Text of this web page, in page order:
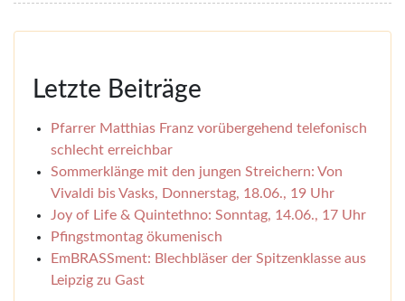
Letzte Beiträge
Pfarrer Matthias Franz vorübergehend telefonisch
schlecht erreichbar
Sommerklänge mit den jungen Streichern: Von
Vivaldi bis Vasks, Donnerstag, 18.06., 19 Uhr
Joy of Life & Quintethno: Sonntag, 14.06., 17 Uhr
Pfingstmontag ökumenisch
EmBRASSment: Blechbläser der Spitzenklasse aus
Leipzig zu Gast